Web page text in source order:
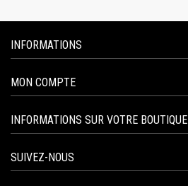
INFORMATIONS
MON COMPTE
INFORMATIONS SUR VOTRE BOUTIQUE
SUIVEZ-NOUS